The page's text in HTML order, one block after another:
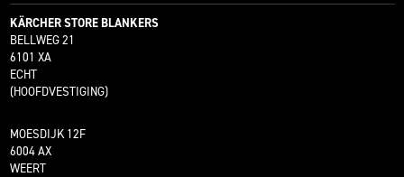
KÄRCHER STORE BLANKERS
BELLWEG 21
6101 XA
ECHT
(HOOFDVESTIGING)
MOESDIJK 12F
6004 AX
WEERT